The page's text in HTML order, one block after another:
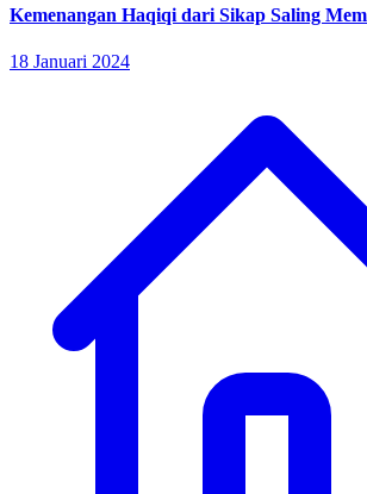
Kemenangan Haqiqi dari Sikap Saling
18 Januari 2024